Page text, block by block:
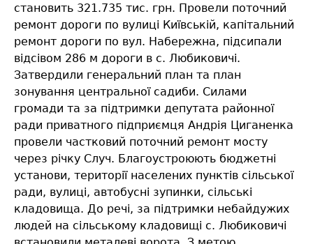
становить 321.735 тис. грн. Провели поточний
ремонт дороги по вулиці Київській, капітальний
ремонт дороги по вул. Набережна, підсипали
відсівом 286 м дороги в с. Любиковичі.
Затвердили генеральний план та план
зонування центральної садиби. Силами
громади та за підтримки депутата районної
ради приватного підприємця Андрія Циганенка
провели частковий поточний ремонт мосту
через річку Случ. Благоустроюють бюджетні
установи, території населених пунктів сільської
ради, вулиці, автобусні зупинки, сільські
кладовища. До речі, за підтримки небайдужих
людей на сільському кладовищі с. Любиковичі